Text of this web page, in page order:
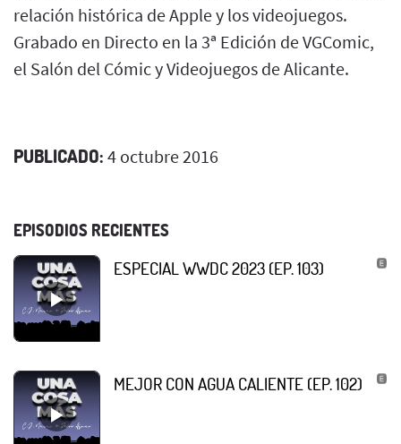
relación histórica de Apple y los videojuegos.
Grabado en Directo en la 3ª Edición de VGComic,
el Salón del Cómic y Videojuegos de Alicante.
PUBLICADO: 4 octubre 2016
EPISODIOS RECIENTES
ESPECIAL WWDC 2023 (EP. 103)
MEJOR CON AGUA CALIENTE (EP. 102)